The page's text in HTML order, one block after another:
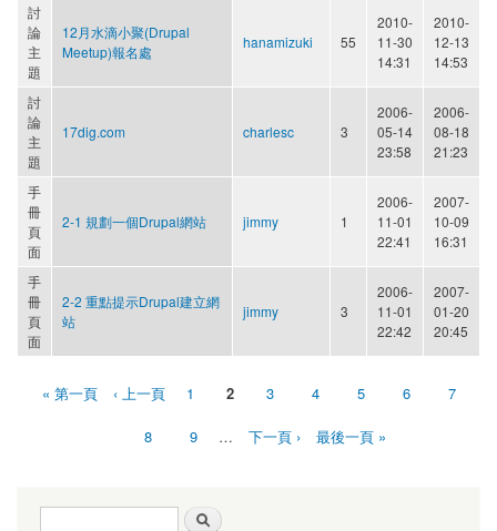
討
論
主
題
12月水滴小聚(Drupal
Meetup)報名處
hanamizuki 55
2010-
11-30
14:31
2010-
12-13
14:53
討
論
主
題
17dig.com charlesc 3
2006-
05-14
23:58
2006-
08-18
21:23
手
冊
頁
面
2-1 規劃一個Drupal網站 jimmy 1
2006-
11-01
22:41
2007-
10-09
16:31
手
冊
頁
面
2-2 重點提示Drupal建立網
站
jimmy 3
2006-
11-01
22:42
2007-
01-20
20:45
頁面« 第一頁 ‹ 上一頁 1 2 3 4 5 6 7
8 9 … 下一頁 › 最後一頁 »
搜尋表單